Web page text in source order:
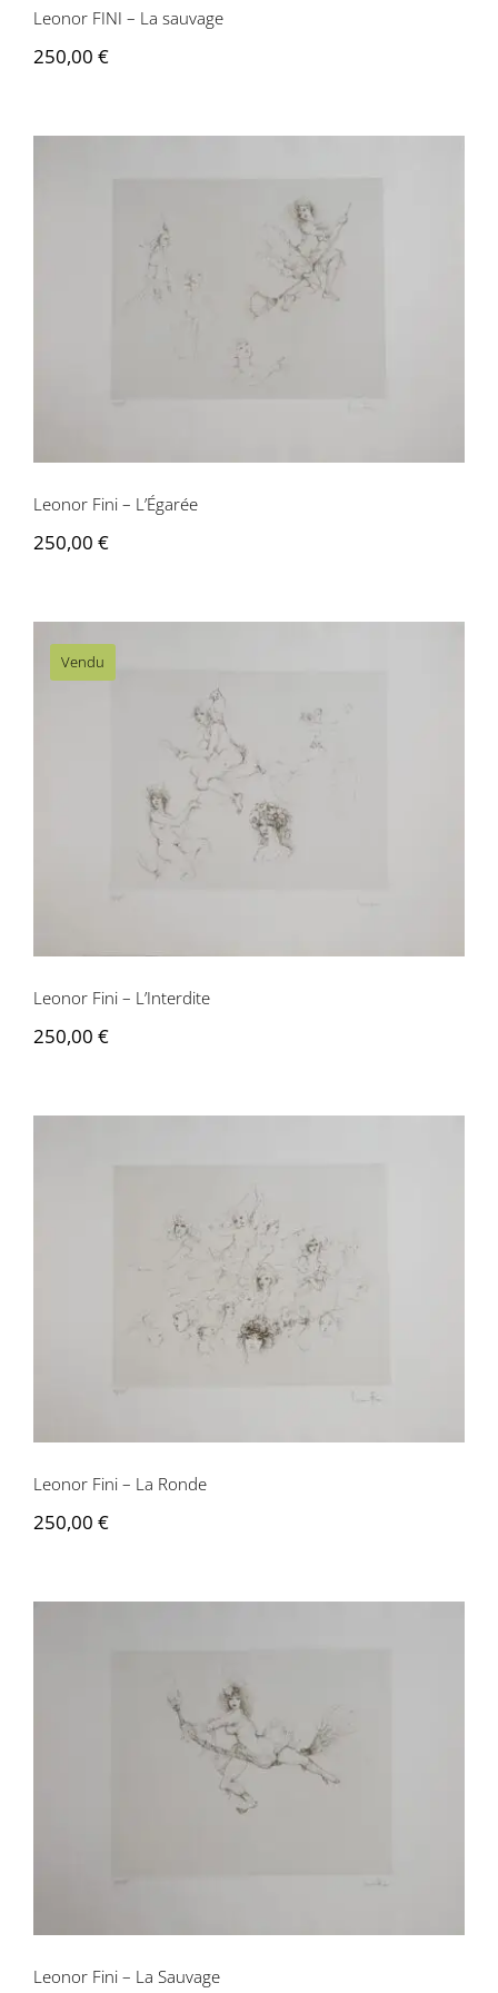
Contactez-nous
Leonor FINI – La sauvage
250,00 €
Leonor Fini – L’Égarée
Leonor Fini – L’Égarée
250,00 €
Vendu
Leonor Fini – L’Interdite
Leonor Fini – L’Interdite
250,00 €
Leonor Fini – La Ronde
Leonor Fini – La Ronde
250,00 €
Leonor Fini – La Sauvage
Leonor Fini – La Sauvage